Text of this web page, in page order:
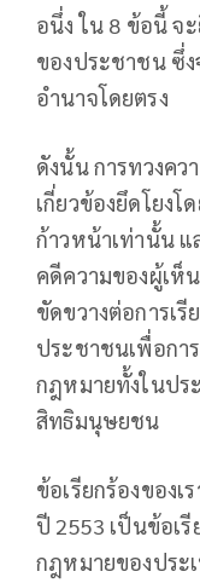
อนึ่ง ใน 8 ข้อนี้ จ
ของประชาชน ซึ่
อำนาจโดยตรง
ดังนั้น การทวงคว
เกี่ยวข้องยึดโยง
ก้าวหน้าเท่านั้น แ
คดีความของผู้เห็
ขัดขวางต่อการเรี
ประชาชนเพื่อกา
กฎหมายทั้งในปร
สิทธิมนุษยชน
ข้อเรียกร้องของ
ปี 2553 เป็นข้อเ
กฎหมายของประ